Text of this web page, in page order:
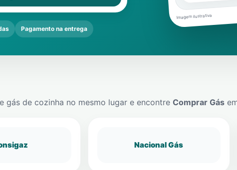
Pagamento na entrega
Imagem ilustrativa
gás de cozinha no mesmo lugar e encontre Comprar Gás
Nacional Gás